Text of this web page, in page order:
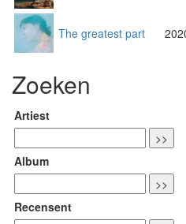
The greatest part
Zoeken
Artiest
Album
Recensent